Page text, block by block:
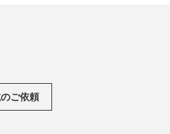
ご依頼